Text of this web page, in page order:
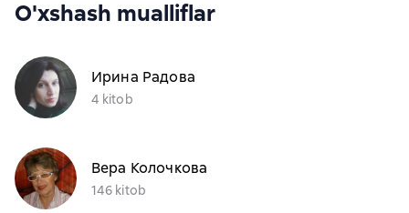
O'xshash mualliflar
Ирина Радова
4 kitob
Вера Колочкова
146 kitob